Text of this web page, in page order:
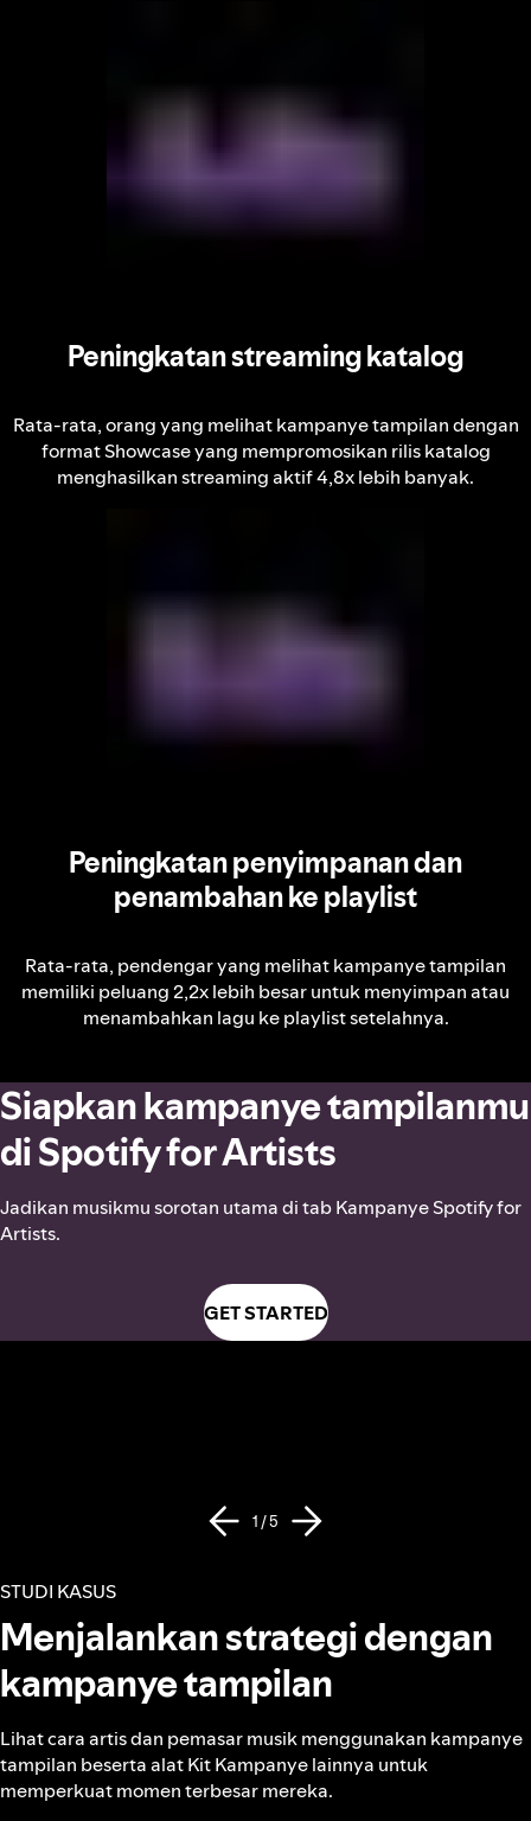
Peningkatan streaming katalog
Rata-rata, orang yang melihat kampanye tampilan dengan
format Showcase yang mempromosikan rilis katalog
menghasilkan streaming aktif 4,8x lebih banyak.
Peningkatan penyimpanan dan
penambahan ke playlist
Rata-rata, pendengar yang melihat kampanye tampilan
memiliki peluang 2,2x lebih besar untuk menyimpan atau
menambahkan lagu ke playlist setelahnya.
Siapkan kampanye tampilanmu
di Spotify for Artists
Jadikan musikmu sorotan utama di tab Kampanye Spotify for
Artists.
GET STARTED
1 / 5
STUDI KASUS
Menjalankan strategi dengan
kampanye tampilan
Lihat cara artis dan pemasar musik menggunakan kampanye
tampilan beserta alat Kit Kampanye lainnya untuk
memperkuat momen terbesar mereka.